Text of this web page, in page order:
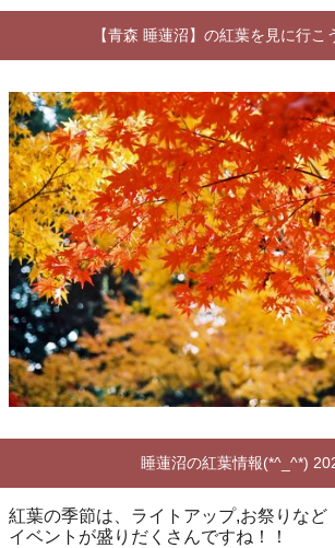
【青森 睡蓮沼】の紅葉を見に行こ
睡蓮沼の紅葉情報(*^_^*)
紅葉の季節は、ライトアップ,お祭りなど
イベントが盛りだくさんですね！！